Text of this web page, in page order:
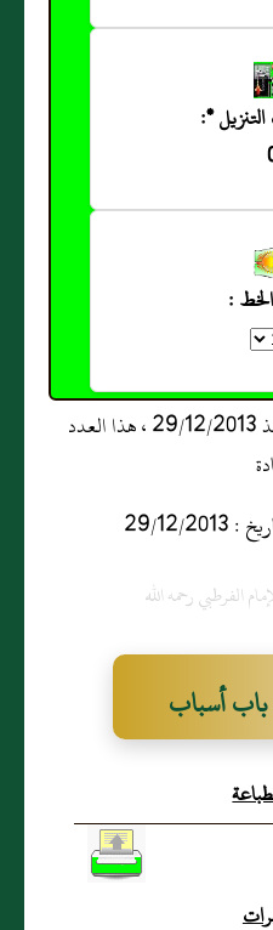
*:
:
* : عدد المشاهدات و التنزيل منذ 29/12/2013 ، هذا العدد
2013
الفرطبي رحمه الله
أسباب
البلاء